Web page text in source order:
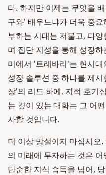
다. 하지만 이제는 무엇을
구와' 배우느냐가 더욱 중
부하는 시대는 저물고, 다
며 집단 지성을 통해 성장
미에서 '트레바리'는 현시
성장 솔루션 중 하나를 제
장'의 리드 하에, 지적 호기
는 깊이 있는 대화는 그 어
사할 것입니다.
더 이상 망설이지 마십시오
의 미래에 투자하는 것은
단순한 지식 습득을 넘어,